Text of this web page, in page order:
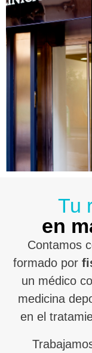
Tu
en
Contamos
formado por
un médico
medicina
en el